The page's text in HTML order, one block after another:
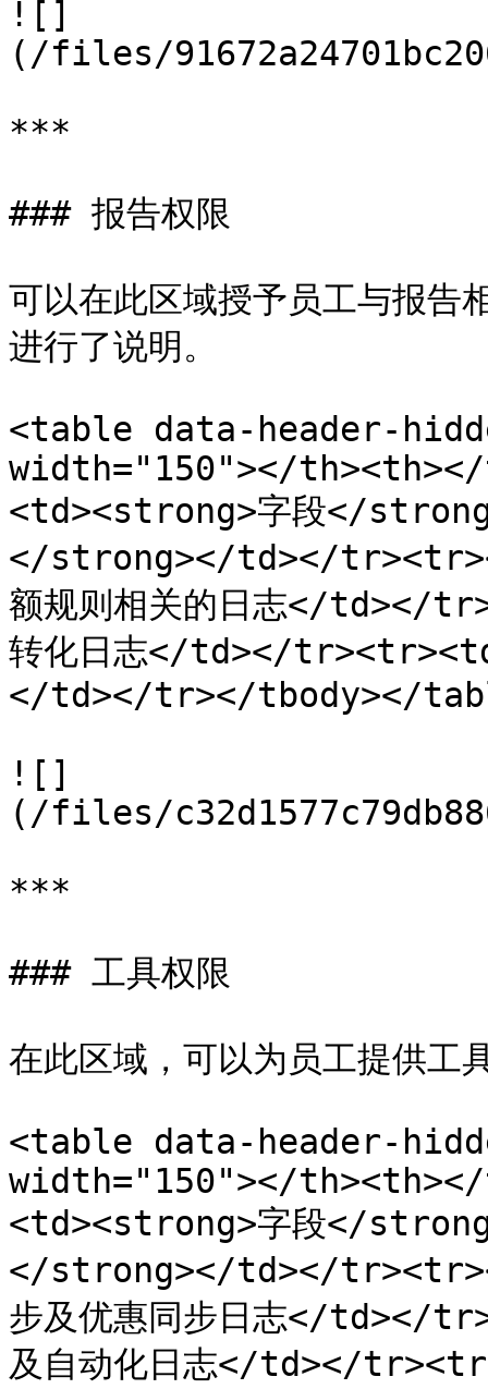
![]
(/files/
***
### 报告权限
可以在此区域授予员工与报告
进行了说明。
<table data-header-
width="150"></
<td><strong>字段</
</strong></td></
额规则相关的日志</td></
转化日志</td></
</td></tr></tbody></
![]
(/files/
***
### 工具权限
在此区域，可以为员工提供工
<table data-header-
width="150"></
<td><strong>字段</
</strong></td></
步及优惠同步日志</td></
及自动化日志</td></